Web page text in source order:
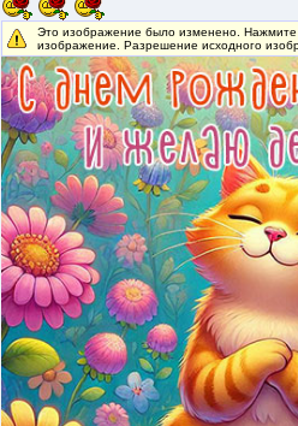
Это изображение было изменено. Нажмите
изображение. Разрешение исходного